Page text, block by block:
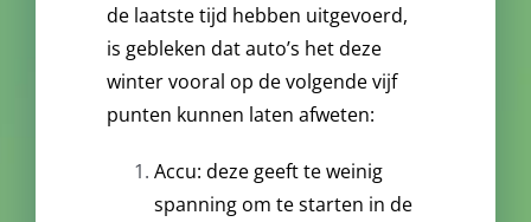
de laatste tijd hebben uitgevoerd,
is gebleken dat auto’s het deze
winter vooral op de volgende vijf
punten kunnen laten afweten:
Accu: deze geeft te weinig
spanning om te starten in de